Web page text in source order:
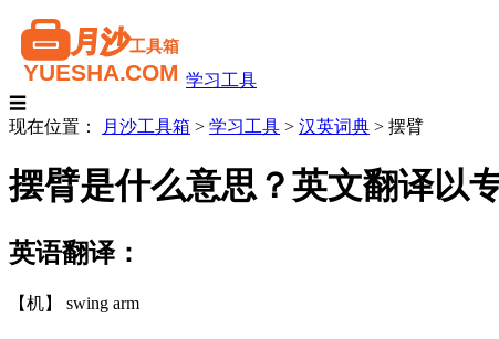
学习工具
☰
现在位置：
月沙工具箱 > 学习工具 > 汉英词典 > 摆臂
摆臂是什么意思？英文翻译以
英语翻译：
【机】 swing arm